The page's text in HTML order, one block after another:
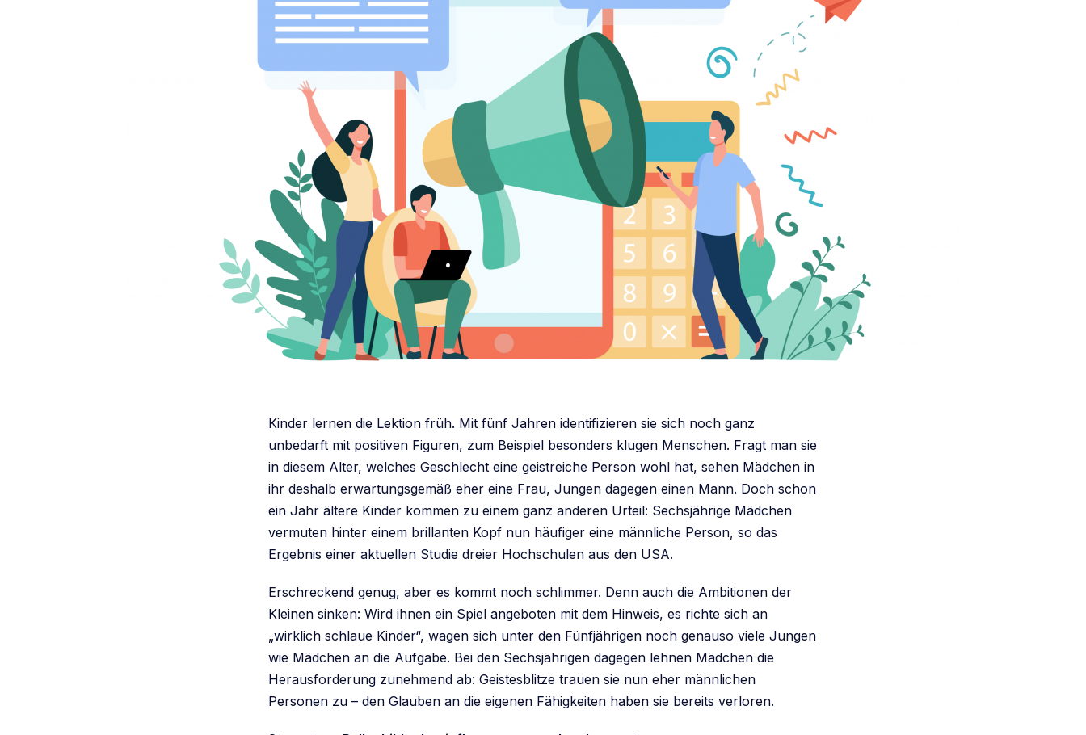
Kinder lernen die Lektion früh. Mit fünf Jahren identifizieren sie sich noch ganz
unbedarft mit positiven Figuren, zum Beispiel besonders klugen Menschen. Fragt man sie
in diesem Alter, welches Geschlecht eine geistreiche Person wohl hat, sehen Mädchen in
ihr deshalb erwartungsgemäß eher eine Frau, Jungen dagegen einen Mann. Doch schon
ein Jahr ältere Kinder kommen zu einem ganz anderen Urteil: Sechsjährige Mädchen
vermuten hinter einem brillanten Kopf nun häufiger eine männliche Person, so das
Ergebnis einer aktuellen Studie dreier Hochschulen aus den USA.
Erschreckend genug, aber es kommt noch schlimmer. Denn auch die Ambitionen der
Kleinen sinken: Wird ihnen ein Spiel angeboten mit dem Hinweis, es richte sich an
„wirklich schlaue Kinder“, wagen sich unter den Fünfjährigen noch genauso viele Jungen
wie Mädchen an die Aufgabe. Bei den Sechsjährigen dagegen lehnen Mädchen die
Herausforderung zunehmend ab: Geistesblitze trauen sie nun eher männlichen
Personen zu – den Glauben an die eigenen Fähigkeiten haben sie bereits verloren.